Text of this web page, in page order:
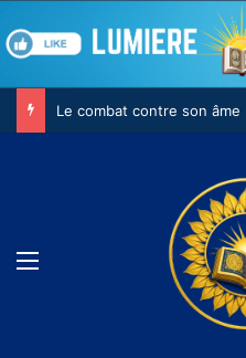
Le combat contre son âme